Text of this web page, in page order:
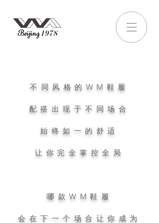
不同风格的WM鞋履
配搭出现于不同场合
始终如一的舒适
让你完全掌控全局
哪款WM鞋履
会在下一个场合让你成为